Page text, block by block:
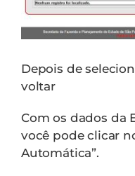
Depois de
voltar
Com os dados da
você pode clicar
Automática”.